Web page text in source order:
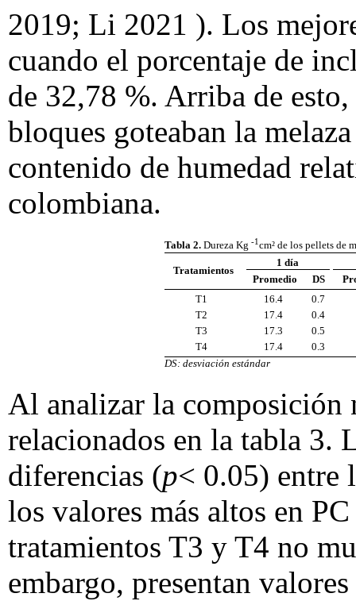
2019; Li 2021 ). Los
cuando el porcentaje de
de 32,78 %. Arriba de
bloques goteaban la
contenido de humedad
colombiana.
Tabla 2.Dureza Kg -1cm² de los pellets de
Tratamientos
1 día
Promedio
DS
T1
16.4 0.7
T2
17.4 0.4
T3
17.3 0.5
T4
17.4 0.3
DS: desviación estándar
Al analizar la composición
relacionados en la tabla 3.
diferencias (p< 0.05) entre
los valores más altos en
tratamientos T3 y T4 no
embargo, presentan